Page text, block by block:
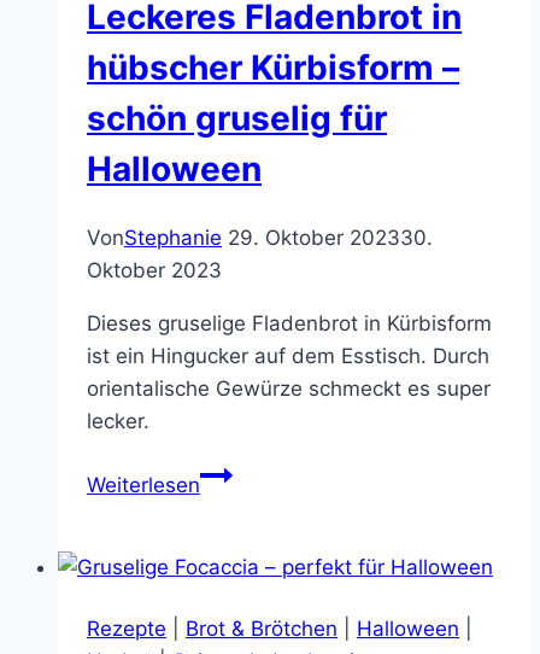
Leckeres Fladenbrot in
hübscher Kürbisform –
schön gruselig für
Halloween
VonStephanie 29. Oktober 202330.
Oktober 2023
Dieses gruselige Fladenbrot in Kürbisform
ist ein Hingucker auf dem Esstisch. Durch
orientalische Gewürze schmeckt es super
lecker.
WeiterlesenLeckeres
hübscher
–
Rezepte Brot & Brötchen Halloween